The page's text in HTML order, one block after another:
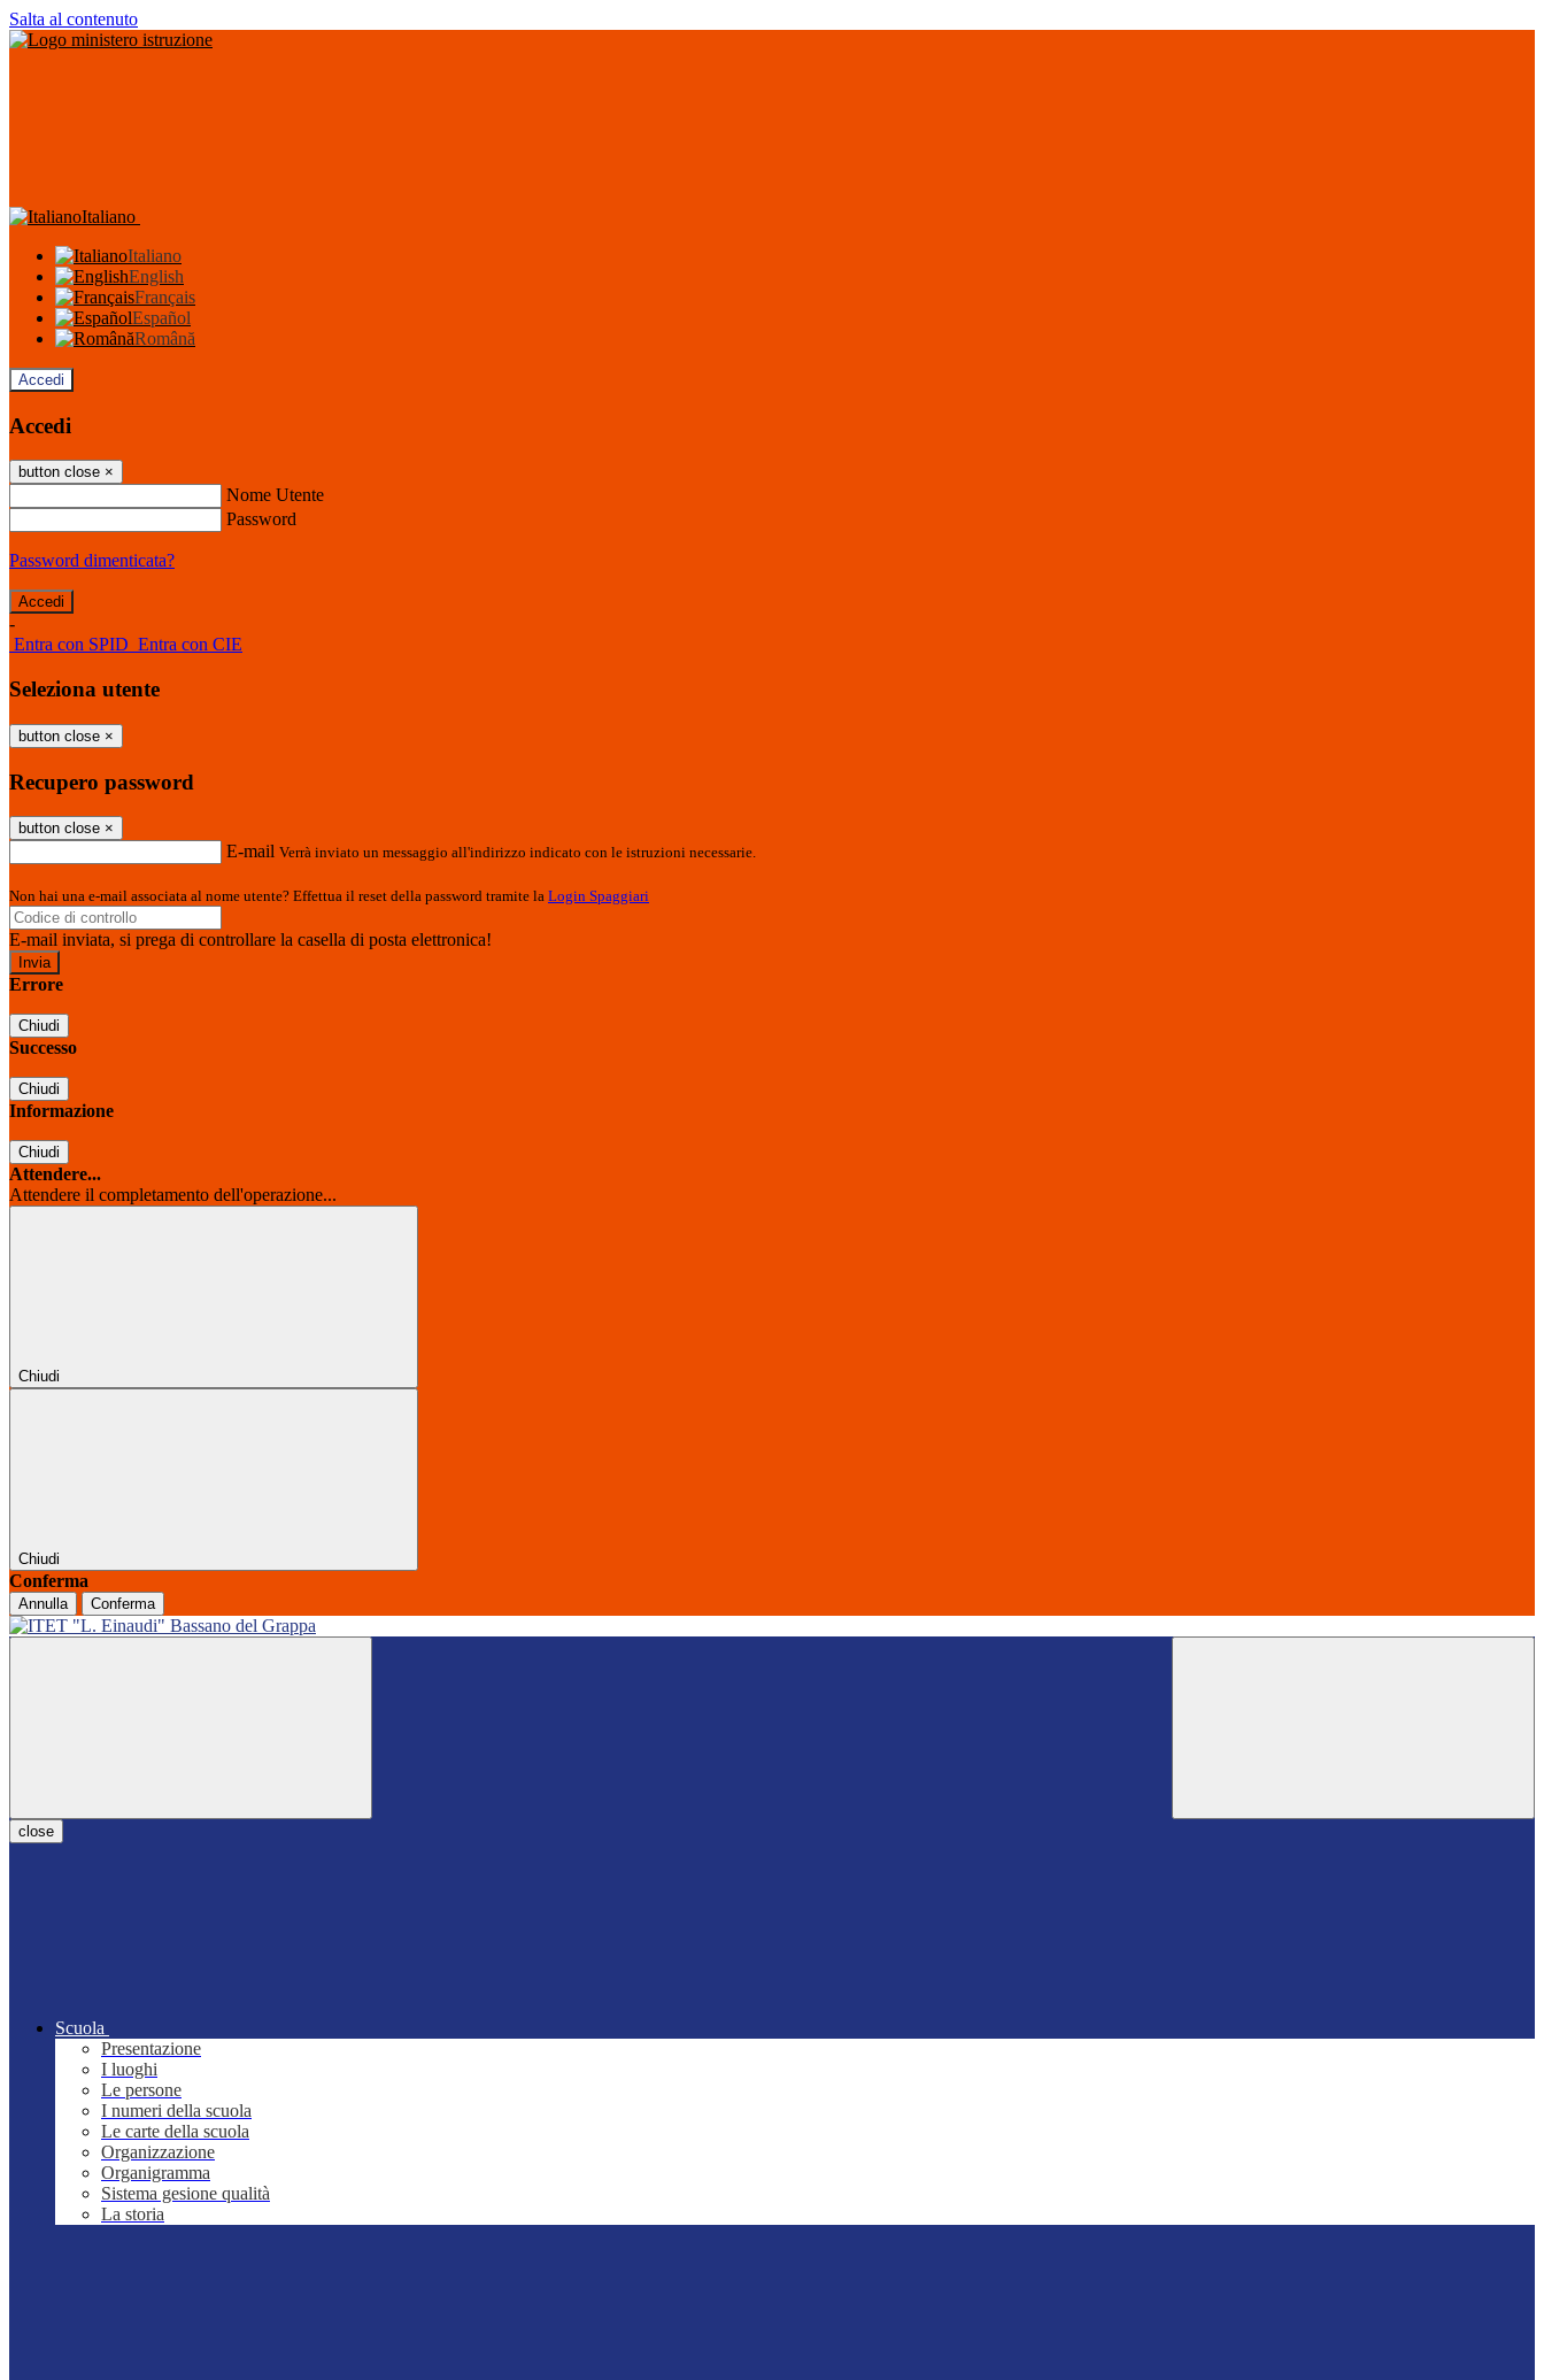
Salta al contenuto
Italiano
Italiano
English
Français
Español
Română
Accedi
Accedi
button close ×
Nome Utente
Password
Password dimenticata?
-
Entra con SPID Entra con CIE
Seleziona utente
button close ×
Recupero password
button close ×
E-mail Verrà inviato un messaggio all'indirizzo indicato con le istruzioni necessarie.
Non hai una e-mail associata al nome utente? Effettua il reset della password tramite la Login Spaggiari
E-mail inviata, si prega di controllare la casella di posta elettronica!
Errore
Chiudi
Successo
Chiudi
Informazione
Chiudi
Attendere...
Attendere il completamento dell'operazione...
Chiudi
Chiudi
Conferma
Annulla Conferma
close
Scuola
Presentazione
I luoghi
Le persone
I numeri della scuola
Le carte della scuola
Organizzazione
Organigramma
Sistema gesione qualità
La storia